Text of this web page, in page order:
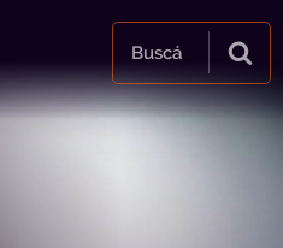
Buscá